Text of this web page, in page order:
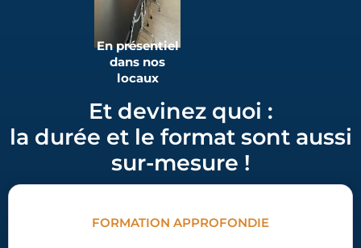
En présentiel
dans nos
locaux
Et devinez quoi :
la durée et le format sont aussi
sur-mesure !
FORMATION APPROFONDIE